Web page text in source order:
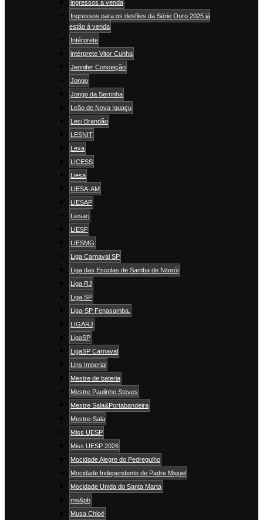
ingressos a venda
Ingressos para os desfiles da Série Ouro 2025 já
estão à venda
Intérprete
intérprete Vitor Cunha
Jennifer Conceição
Jongo
Jongo da Serrinha
Leão de Nova Iguaçu
Leci Brandão
LESNIT
Lexa
LICESS
Liesa
LIESA-AM
LIESAP
Liesarj
LIESF
LIESMG
Liga Carnaval SP
Liga das Escolas de Samba de Niterói
Liga RJ
Liga SP
Liga-SP Fenasamba.
LIGARJ
LigaSP
LigaSP Carnaval
Lins Imperial
Mestre de bateria
Mestre Paulinho Steves
Mestre Sala&Portabandeira
Mestre-Sala
Miss UESP
Miss UESP 2026
Mocidade Alegre do Pedregulho
Mocidade Independente de Padre Miguel
Mocidade Unida do Santa Marta
ms&pb
Musa Chloé